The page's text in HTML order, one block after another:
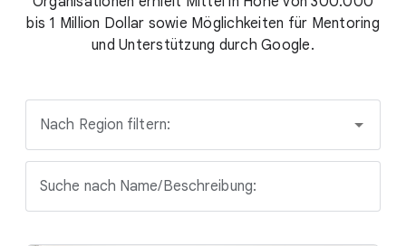
bis 1 Million Dollar sowie Möglichkeiten für Mentoring
und Unterstützung durch Google.
Nach Region filtern:
Suche nach Name/Beschreibung: